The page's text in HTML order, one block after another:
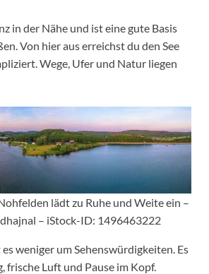
in der Nähe und ist eine gute Basis
Von hier aus erreichst du den See
Wege, Ufer und Natur liegen
lädt zu Ruhe und Weite ein –
– iStock-ID: 1496463222
weniger um Sehenswürdigkeiten. Es
frische Luft und Pause im Kopf.